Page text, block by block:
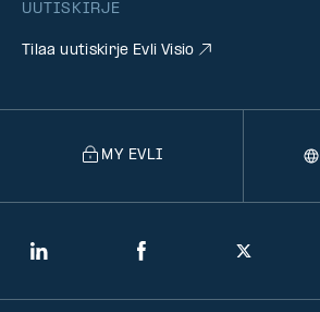
UUTISKIRJE
Tilaa uutiskirje Evli Visio
LinkedIn Facebook Twitter
MY EVLI